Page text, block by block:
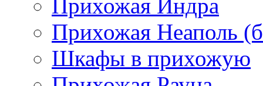
Прихожая Индра
Прихожая Неаполь
Шкафы в прихожую